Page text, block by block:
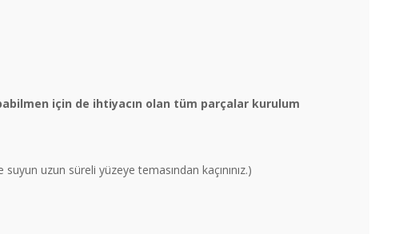
için de ihtiyacın olan tüm parçalar kurulum
uzun süreli yüzeye temasından kaçınınız.)